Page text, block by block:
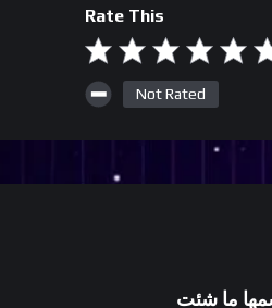
Rate This
Not Rated